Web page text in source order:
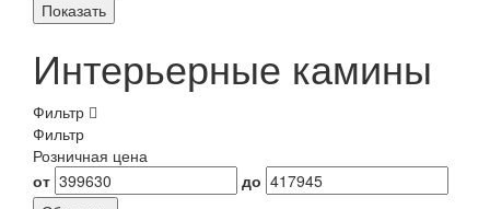
Интерьерные камины
Фильтр
Фильтр
Розничная цена
от
до